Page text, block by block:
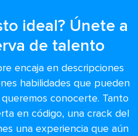
ideal? Únete a
de talento
encaja en descripciones
habilidades que pueden
conocerte. Tanto
en código, una crack del
una experiencia que aún